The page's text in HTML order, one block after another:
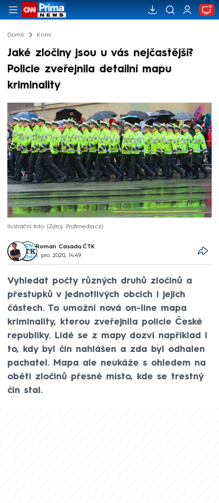
Domů Krimi
Jaké zločiny jsou u vás nejčastější?
Policie zveřejnila detailní mapu
kriminality
Ilustrační foto Zdroj: Profimedia.cz
Roman Casado, ČTK
1. pro 2020, 14:49
Vyhledat počty různých druhů zločinů a
přestupků v jednotlivých obcích i jejich
částech. To umožní nová on-line mapa
kriminality, kterou zveřejnila policie České
republiky. Lidé se z mapy dozví například i
to, kdy byl čin nahlášen a zda byl odhalen
pachatel. Mapa ale neukáže s ohledem na
oběti zločinů přesné místo, kde se trestný
čin stal.